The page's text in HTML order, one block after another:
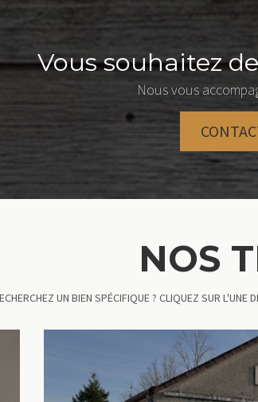
Vous souhaitez
Nous vous
NOS
UN BIEN SPÉCIFIQUE ? CLIQUEZ SUR